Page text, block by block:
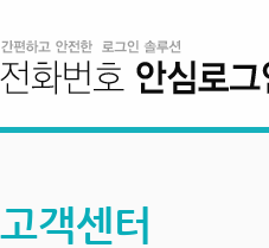
고객센터